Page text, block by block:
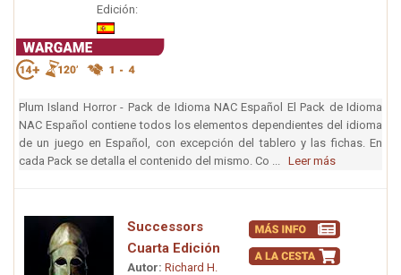
Edición:
Plum Island Horror - Pack de Idioma NAC Español El Pack de Idioma
NAC Español contiene todos los elementos dependientes del idioma
de un juego en Español, con excepción del tablero y las fichas. En
cada Pack se detalla el contenido del mismo. Co ... Leer más
Successors
Cuarta Edición
Autor: Richard H.